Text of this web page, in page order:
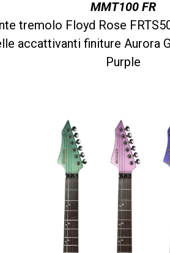
MMT100 FR
tremolo Floyd Rose
accattivanti finiture Aurora
Purple